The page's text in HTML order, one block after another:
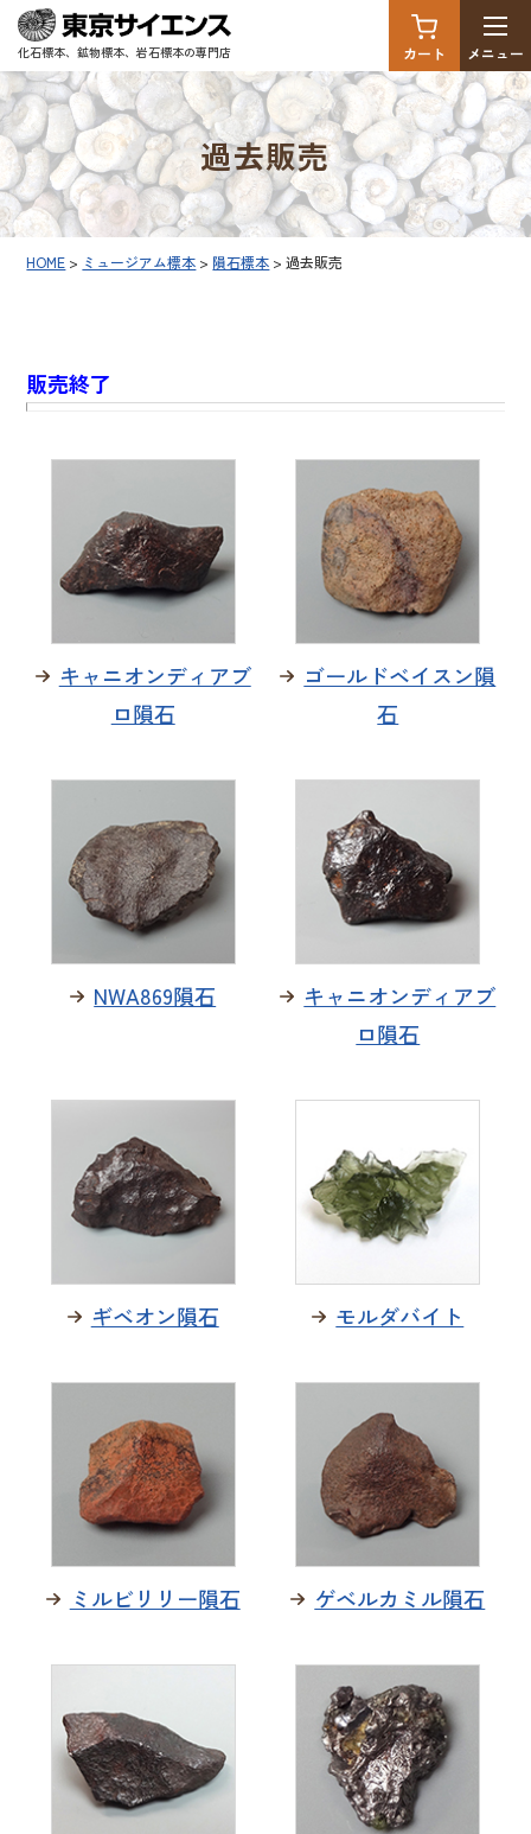
化石標本、鉱物標本、岩石標本の専門店 メニュー
03-3350-6725 (営業時
間 平日9:00〜17:00)
カート
過去販売
HOME > ミュージアム標本 > 隕石標本 >過去販売
販売終了
キャニオンディアブ
ロ隕石
ゴールドベイスン隕
石
NWA869隕石
キャニオンディアブ
ロ隕石
ギベオン隕石 モルダバイト
ミルビリリー隕石 ゲベルカミル隕石